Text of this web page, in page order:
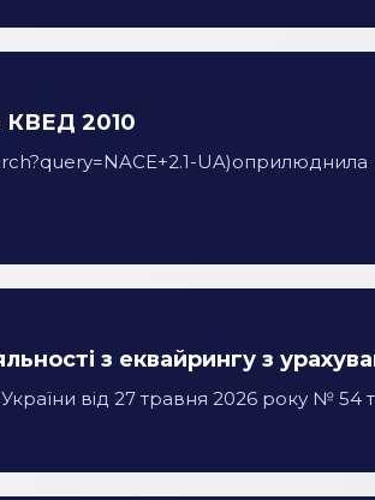
КВЕД 2010
з еквайрингу з
від 27 травня 2026 року № 54